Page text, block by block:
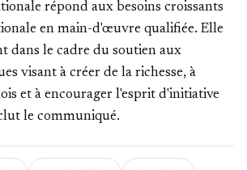
répond aux besoins croissants
en main-d'œuvre qualifiée. Elle
dans le cadre du soutien aux
visant à créer de la richesse, à
et à encourager l'esprit d'initiative
le communiqué.